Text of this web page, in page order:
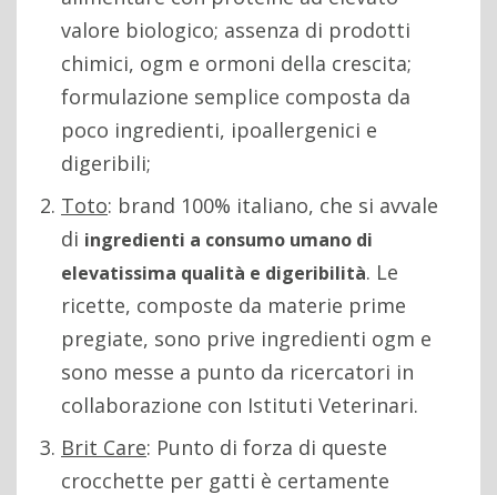
valore biologico; assenza di prodotti
chimici, ogm e ormoni della crescita;
formulazione semplice composta da
poco ingredienti, ipoallergenici e
digeribili;
Toto: brand 100% italiano, che si avvale
di ingredienti a consumo umano di
elevatissima qualità e digeribilità. Le
ricette, composte da materie prime
pregiate, sono prive ingredienti ogm e
sono messe a punto da ricercatori in
collaborazione con Istituti Veterinari.
Brit Care: Punto di forza di queste
crocchette per gatti è certamente